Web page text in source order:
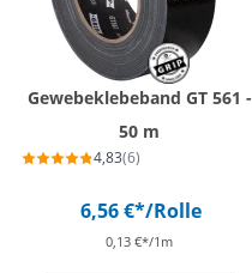
Gewebeklebeband GT 561 -
50 m
4,83(6)
6,56 €*/Rolle
0,13 €*/1m